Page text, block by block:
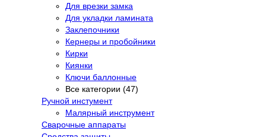
Для врезки замка
Для укладки ламината
Заклепочники
Кернеры и пробойники
Кирки
Киянки
Ключи баллонные
Все категории (47)
Ручной инстумент
Малярный инструмент
Сварочные аппараты